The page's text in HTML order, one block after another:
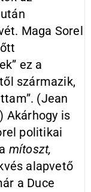
Maga Sorel
ez a
származik,
(Jean
Akárhogy is
politikai
mítoszt,
alapvető
a Duce